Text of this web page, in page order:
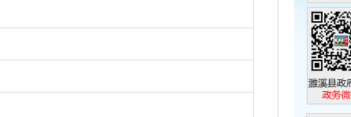
濉溪县政
政务微博
濉溪县政